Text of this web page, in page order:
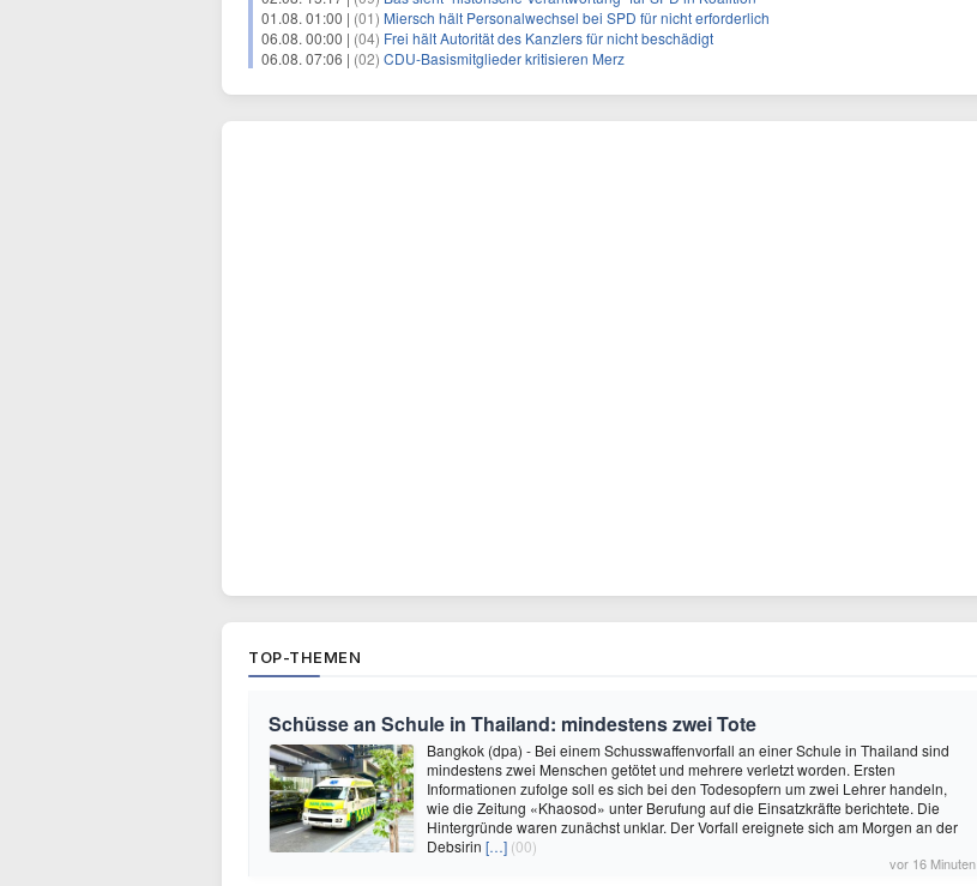
01.08. 01:00 | (01) Miersch hält Personalwechsel bei SPD für nicht erforderlich
06.08. 00:00 | (04) Frei hält Autorität des Kanzlers für nicht beschädigt
06.08. 07:06 | (02) CDU-Basismitglieder kritisieren Merz
TOP-THEMEN
Schüsse an Schule in Thailand: mindestens zwei Tote
Bangkok (dpa) - Bei einem Schusswaffenvorfall an einer Schule in Thailand sind
mindestens zwei Menschen getötet und mehrere verletzt worden. Ersten
Informationen zufolge soll es sich bei den Todesopfern um zwei Lehrer handeln,
wie die Zeitung «Khaosod» unter Berufung auf die Einsatzkräfte berichtete. Die
Hintergründe waren zunächst unklar. Der Vorfall ereignete sich am Morgen an der
Debsirin […] (00)
vor 16 Minuten